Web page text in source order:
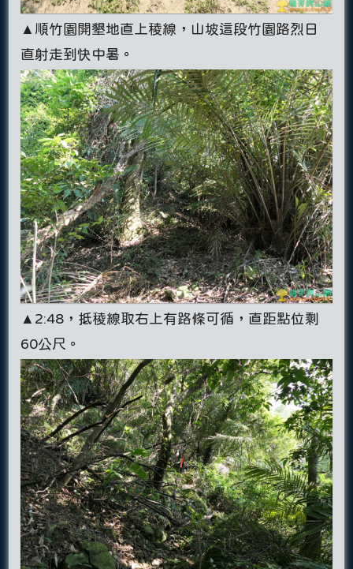
▲順竹園開墾地直上稜線，山坡這段竹園路烈日
直射走到快中暑。
▲2:48，抵稜線取右上有路條可循，直距點位剩
60公尺。